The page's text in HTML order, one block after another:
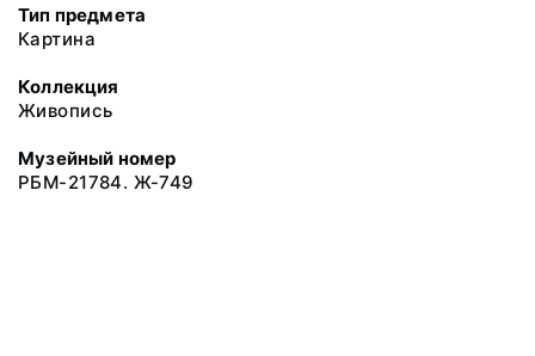
Тип предмета
Картина
Коллекция
Живопись
Музейный номер
РБМ-21784. Ж-749